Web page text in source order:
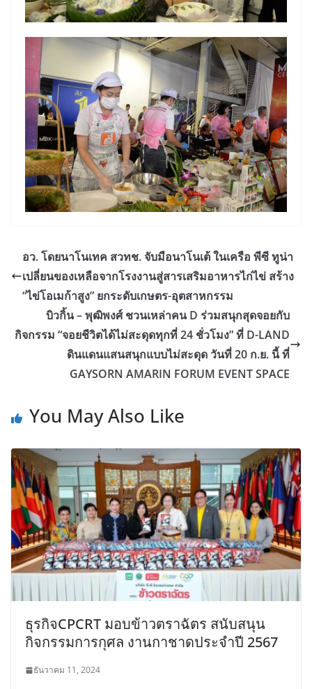
อว. โดยนาโนเทค สวทช. จับมือนาโนเต้ ในเครือ พีซี ทูน่า
เปลี่ยนของเหลือจากโรงงานสู่สารเสริมอาหารไก่ไข่ สร้าง
“ไข่โอเมก้าสูง” ยกระดับเกษตร-อุตสาหกรรม
บิวกิ้น – พุฒิพงศ์ ชวนเหล่าคน D ร่วมสนุกสุดจอยกับ
กิจกรรม “จอยชีวิตได้ไม่สะดุดทุกที่ 24 ชั่วโมง” ที่ D-LAND
ดินแดนแสนสนุกแบบไม่สะดุด วันที่ 20 ก.ย. นี้ ที่
GAYSORN AMARIN FORUM EVENT SPACE
You May Also Like
ธุรกิจCPCRT มอบข้าวตราฉัตร สนับสนุน
กิจกรรมการกุศล งานกาชาดประจําปี 2567
ธันวาคม 11, 2024